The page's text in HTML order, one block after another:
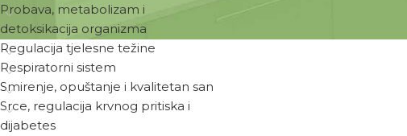
Probava, metabolizam i
detoksikacija organizma
Regulacija tjelesne težine
Respiratorni sistem
Smirenje, opuštanje i kvalitetan san
Srce, regulacija krvnog pritiska i
dijabetes